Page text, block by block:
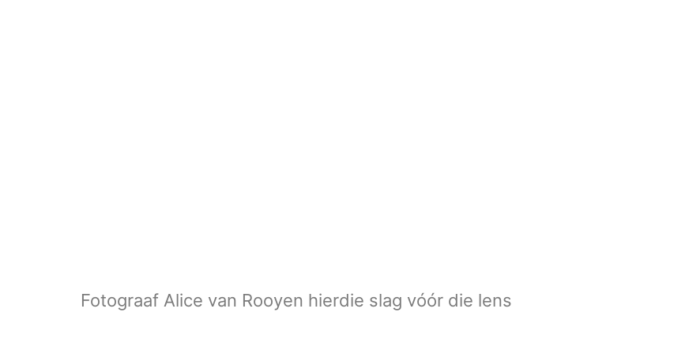
Fotograaf Alice van Rooyen hierdie slag vóór die lens